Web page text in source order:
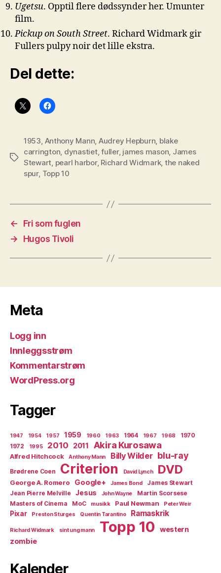
Ugetsu. Opptil flere dødssynder her. Umunter
film.
Pickup on South Street. Richard Widmark gir
Fullers pulpy noir det lille ekstra.
Del dette:
Stikkord
1953, Anthony Mann, Audrey Hepburn, blake
carrington, dynastiet,fuller, james mason, James
Stewart, pearl harbor, Richard Widmark, the naked
spur, Topp 10
←
Fri som fuglen
→
Hugos Tivoli
Meta
Logg inn
Innleggsstrøm
Kommentarstrøm
WordPress.org
Tagger
1947 1954 1957 1959 1960 1963 1964 1967 1968
1970
1972
1995 2010 2011 Akira Kurosawa
Alfred Hitchcock Anthony Mann Billy Wilder blu-ray
Brødrene Coen Criterion David Lynch DVD
George A. Romero Google+ James Bond
James Stewart
Jean Pierre Melville
Jesus John Wayne
Martin Scorsese
Masters of Cinema
MoC musikk Paul Newman Peter Weir
Pixar Preston Sturges Quentin Tarantino Ramaskrik
Richard Widmark sint ung mann Topp 10
western
zombie
Kalender